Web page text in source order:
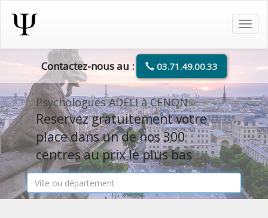
Contactez-nous au : 03.71.49.00.33
Psychologues ADELI à CENON
Reservez gratuitement votre
place dans un de nos 300
centres au prix le plus bas